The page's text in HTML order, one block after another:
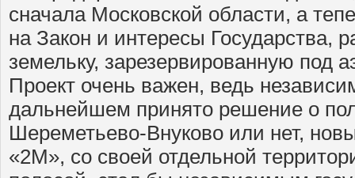
сначала Московской области, а
на Закон и интересы Государства,
земельку, зарезервированную под
Проект очень важен, ведь
дальнейшем принято решение о
Шереметьево-Внуково или нет,
«2М», со своей отдельной